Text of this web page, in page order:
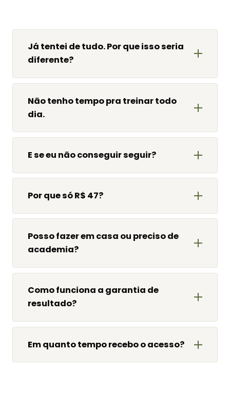
Já tentei de tudo. Por que isso seria
diferente?
Não tenho tempo pra treinar todo
dia.
E se eu não conseguir seguir?
Por que só R$ 47?
Posso fazer em casa ou preciso de
academia?
Como funciona a garantia de
resultado?
Em quanto tempo recebo o acesso?